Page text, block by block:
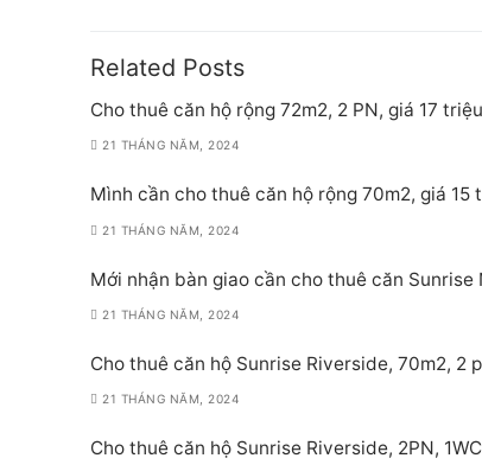
viết
Related Posts
Cho thuê căn hộ rộng 72m2, 2 PN, giá 17
21 THÁNG NĂM, 2024
Mình cần cho thuê căn hộ rộng 70m2, giá
21 THÁNG NĂM, 2024
Mới nhận bàn giao cần cho thuê căn
21 THÁNG NĂM, 2024
Cho thuê căn hộ Sunrise Riverside, 70m2, 2
21 THÁNG NĂM, 2024
Cho thuê căn hộ Sunrise Riverside, 2PN,